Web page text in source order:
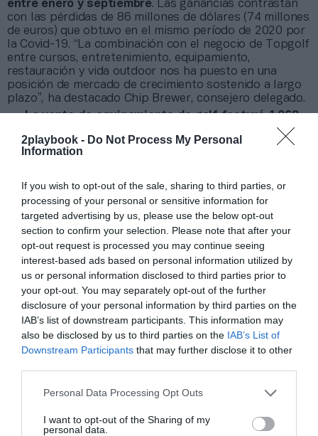
2playbook - Do Not Process My Personal
Information
If you wish to opt-out of the sale, sharing to third parties, or
processing of your personal or sensitive information for
targeted advertising by us, please use the below opt-out
section to confirm your selection. Please note that after your
opt-out request is processed you may continue seeing
interest-based ads based on personal information utilized by
us or personal information disclosed to third parties prior to
your opt-out. You may separately opt-out of the further
disclosure of your personal information by third parties on the
IAB’s list of downstream participants. This information may
also be disclosed by us to third parties on the IAB’s List of
Downstream Participants that may further disclose it to other
Personal Data Processing Opt Outs
I want to opt-out of the Sharing of my
personal data.
entre enero y septiembre. Las ganancias contrastan
con las pérdidas de 86 millones de dólares (74 millones
de euros) que obtuvo en el mismo período de 2020 por
la Covid-19. “La combinación con el negocio de Topgolf
entre cursos, entretenimiento, equipamiento,
restauración y vida outdoor nos ha puesto en una
posición de mercado de crecimiento sostenido a largo
plazo”, ha destacado Chip Brewer, consejero delegado.
La venta de equipamiento de golf facturó 1.068
(921,4 millones de euros), un
38,8% más. El textil y otros artículos se anotaron un
alza interanual del 35%, hasta 602 millones de dólares
2021, Callaway espera que su facturación se sitúe en
torno a 3.120 millones de dólares (2.692 millones de
Añadir2Playbookcomo fuente preferida de Google
de forma gratuita
Mantente informado con las últimas noticias de actualidad.
ACTIVAR AHORA
Compartir